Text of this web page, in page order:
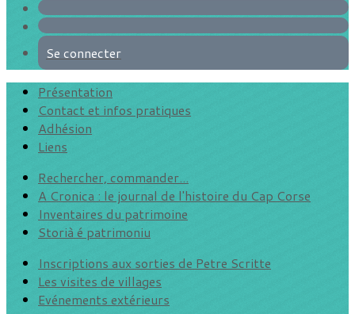
Se connecter
Présentation
Contact et infos pratiques
Adhésion
Liens
Rechercher, commander...
A Cronica : le journal de l'histoire du Cap Corse
Inventaires du patrimoine
Storià é patrimoniu
Inscriptions aux sorties de Petre Scritte
Les visites de villages
Evénements extérieurs